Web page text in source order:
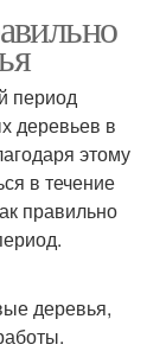
период
деревьев в
этому
в течение
правильно
деревья,